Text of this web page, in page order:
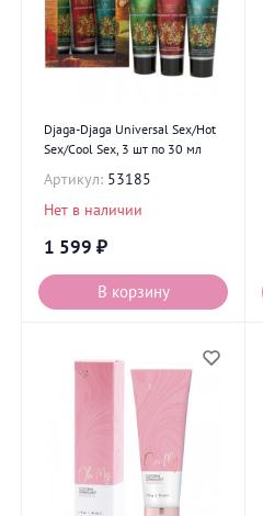
Djaga-Djaga Universal Sex/Hot
Sex/Cool Sex, 3 шт по 30 мл
Артикул: 53185
Нет в наличии
1 599 ₽
В корзину